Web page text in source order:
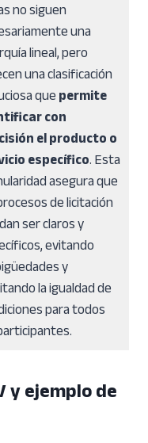
no siguen
una
lineal, pero
una clasificación
quepermite
con
el producto o
específico. Esta
asegura que
de licitación
ser claros y
evitando
y
la igualdad de
para todos
y ejemplo de